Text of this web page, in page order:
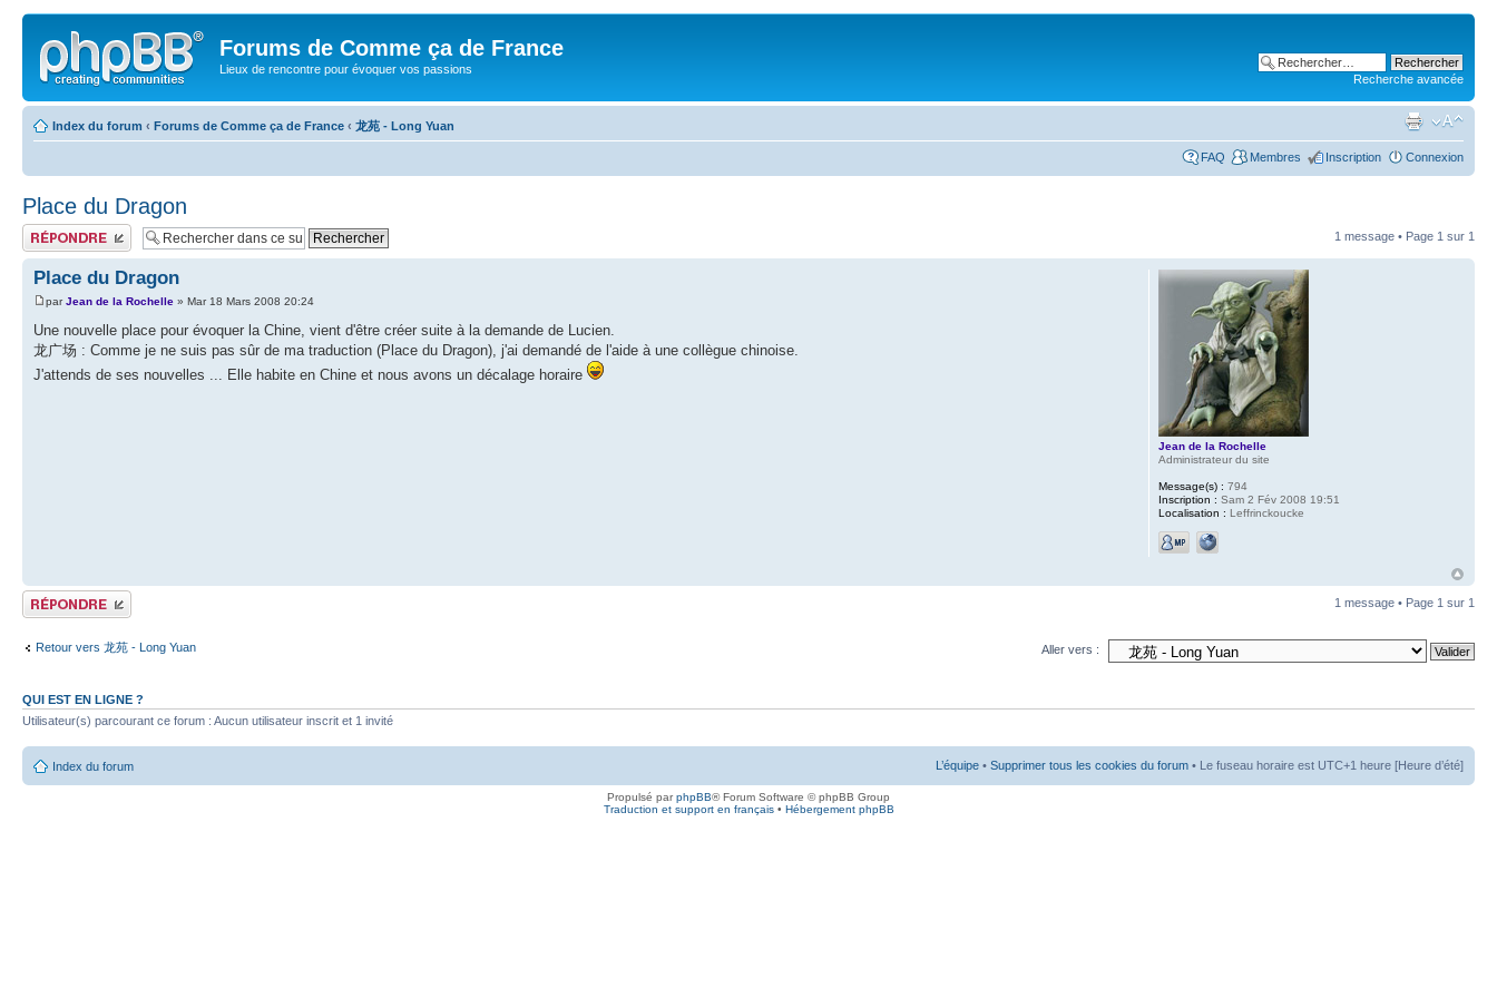
Forums de Comme ça de France
Lieux de rencontre pour évoquer vos passions
Recherche avancée
Index du forum ‹ Forums de Comme ça de France ‹ 龙苑 - Long Yuan
FAQ Membres Inscription Connexion
Place du Dragon
Publier une réponse 1 message • Page 1 sur 1
Place du Dragon
parJean de la Rochelle » Mar 18 Mars 2008 20:24
Une nouvelle place pour évoquer la Chine, vient d'être créer suite à la demande de Lucien.
龙广场 : Comme je ne suis pas sûr de ma traduction (Place du Dragon), j'ai demandé de l'aide à une collègue chinoise.
J'attends de ses nouvelles ... Elle habite en Chine et nous avons un décalage horaire
Jean de la Rochelle
Administrateur du site
Message(s) : 794
Inscription : Sam 2 Fév 2008 19:51
Localisation : Leffrinckoucke
Publier une réponse 1 message • Page 1 sur 1
Retour vers 龙苑 - Long Yuan Aller vers :
QUI EST EN LIGNE ?
Utilisateur(s) parcourant ce forum : Aucun utilisateur inscrit et 1 invité
Index du forum L’équipe • Supprimer tous les cookies du forum • Le fuseau horaire est UTC+1 heure [Heure d’été]
Propulsé parphpBB® Forum Software © phpBB Group
Traduction et support en français• Hébergement phpBB